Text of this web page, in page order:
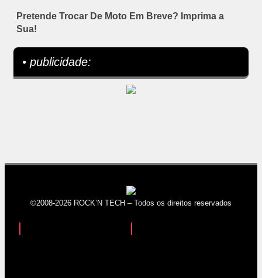
Pretende Trocar De Moto Em Breve? Imprima a
Sua!
• publicidade:
©2008-2026 ROCK’N TECH – Todos os direitos reservados